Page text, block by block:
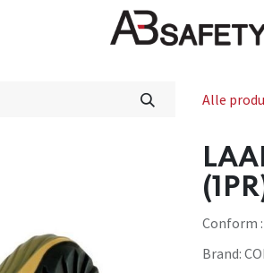
Winkel CE
Alle
Conform :
Brand: